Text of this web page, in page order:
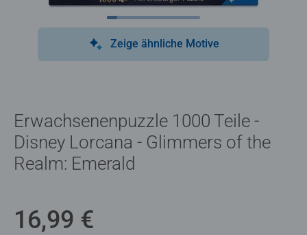
Zeige ähnliche Motive
Erwachsenenpuzzle 1000 Teile -
Disney Lorcana - Glimmers of the
Realm: Emerald
16,99 €